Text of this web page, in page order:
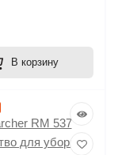
В корзину